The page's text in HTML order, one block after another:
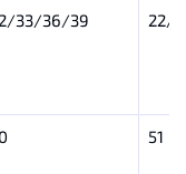
33/36/39 22/
51